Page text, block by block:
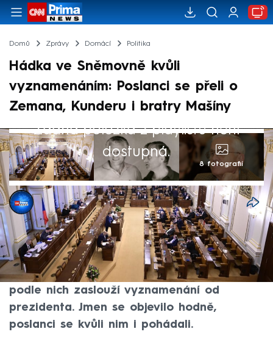
Domů Zprávy Domácí Politika
Hádka ve Sněmovně kvůli
vyznamenáním: Poslanci se přeli o
Zemana, Kunderu i bratry Mašíny
Žádná položka z playlistu není
dostupná.
8 fotografií
Jakub Kokoška
27. čvn 2024, 20:24
Exprezident Miloš Zeman, spisovatel Milan
Kundera nebo bratři Mašínové. Poslanci
dávali dohromady seznam lidí, kteří si
podle nich zaslouží vyznamenání od
prezidenta. Jmen se objevilo hodně,
poslanci se kvůli nim i pohádali.